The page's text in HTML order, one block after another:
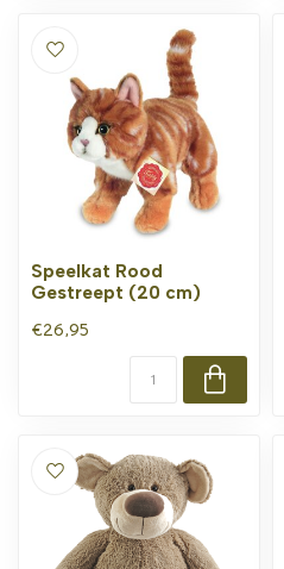
Speelkat Rood
Gestreept (20 cm)
€26,95